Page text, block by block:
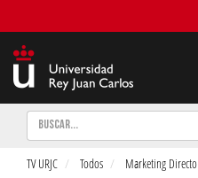
Buscar
TV URJC Todos Marketing Directo